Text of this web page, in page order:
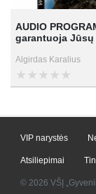
AUDIO
garantuoja
Algirdas Karalius
VIP narystės
Atsiliepimai
© 2026 VŠĮ